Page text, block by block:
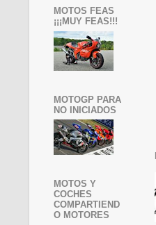
MOTOS FEAS
¡¡¡MUY FEAS!!!
MOTOGP PARA
NO INICIADOS
MOTOS Y
COCHES
COMPARTIEND
O MOTORES